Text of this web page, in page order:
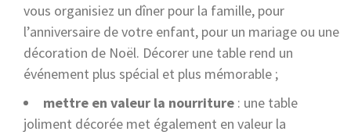
vous organisiez un dîner pour la famille, pour
l’anniversaire de votre enfant, pour un mariage ou une
décoration de Noël. Décorer une table rend un
événement plus spécial et plus mémorable ;
mettre en valeur la nourriture : une table
joliment décorée met également en valeur la